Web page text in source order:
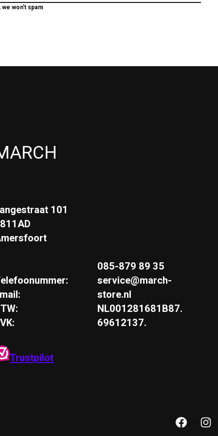
we won’t spam
101
085-879 89 35
service@march-
store.nl
NL001281681B87.
69612137.
Trustpilot